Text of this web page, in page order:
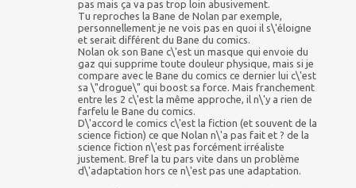
pas mais ça va pas trop loin abusivement.
Tu reproches la Bane de Nolan par exemple,
personnellement je ne vois pas en quoi il s\'éloigne
et serait différent du Bane du comics.
Nolan ok son Bane c\'est un masque qui envoie du
gaz qui supprime toute douleur physique, mais si je
compare avec le Bane du comics ce dernier lui c\'est
sa \"drogue\" qui boost sa force. Mais franchement
entre les 2 c\'est la même approche, il n\'y a rien de
farfelu le Bane du comics.
D\'accord le comics c\'est la fiction (et souvent de la
science fiction) ce que Nolan n\'a pas fait et ? de la
science fiction n\'est pas forcément irréaliste
justement. Bref la tu pars vite dans un problème
d\'adaptation hors ce n\'est pas une adaptation.